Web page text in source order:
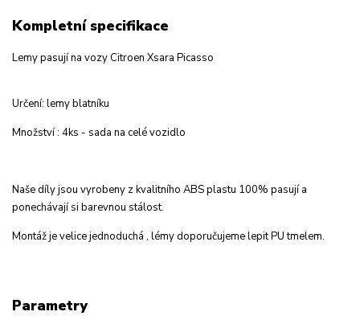
Kompletní specifikace
Lemy pasují na vozy Citroen Xsara Picasso
Určení: lemy blatníku
Množství : 4ks - sada na celé vozidlo
Naše díly jsou vyrobeny z kvalitního ABS plastu 100% pasují a
ponechávají si barevnou stálost.
Montáž je velice jednoduchá , lémy doporučujeme lepit PU tmelem.
Parametry